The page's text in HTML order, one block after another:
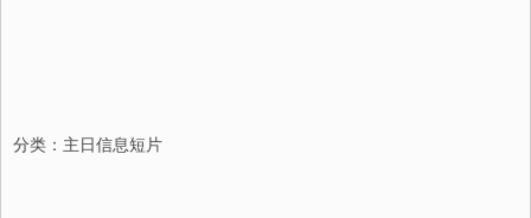
分类： 主日信息短片